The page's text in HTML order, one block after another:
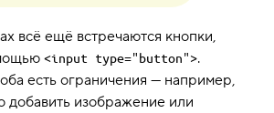
всё ещё встречаются кнопки,
<input type="button">.
есть ограничения — например,
добавить изображение или